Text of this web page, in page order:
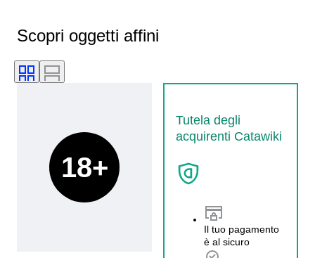
Scopri oggetti affini
Tutela degli
acquirenti Catawiki
Il tuo pagamento
è al sicuro
18+